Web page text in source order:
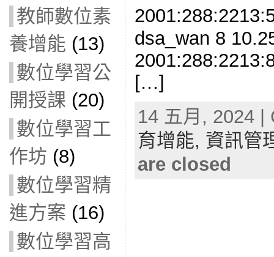
教師數位素
養增能 (13)
數位學習公
開授課 (20)
數位學習工
作坊 (8)
數位學習精
進方案 (16)
數位學習高
dsa_wan 8
[…]
14 五月, 2024
育增能, 資訊管
are closed